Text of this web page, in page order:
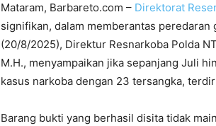
Mataram, Barbareto.com – Direktorat
signifikan, dalam memberantas
(20/8/2025), Direktur Resnarkoba Polda
M.H., menyampaikan jika sepanjang Juli
kasus narkoba dengan 23 tersangka,
Barang bukti yang berhasil disita tidak